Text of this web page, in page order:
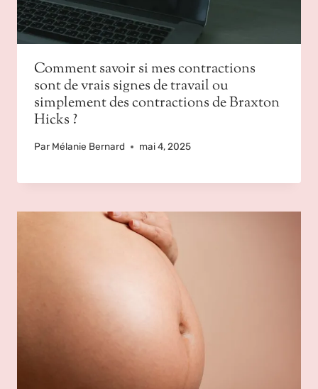
Comment savoir si mes contractions
sont de vrais signes de travail ou
simplement des contractions de Braxton
Hicks ?
Par Mélanie Bernard mai 4, 2025